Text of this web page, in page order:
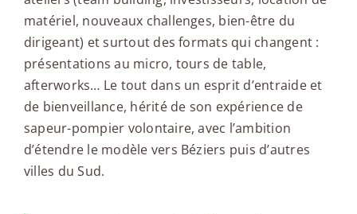
matériel, nouveaux challenges, bien-être du
dirigeant) et surtout des formats qui changent :
présentations au micro, tours de table,
afterworks… Le tout dans un esprit d’entraide et
de bienveillance, hérité de son expérience de
sapeur-pompier volontaire, avec l’ambition
d’étendre le modèle vers Béziers puis d’autres
villes du Sud.